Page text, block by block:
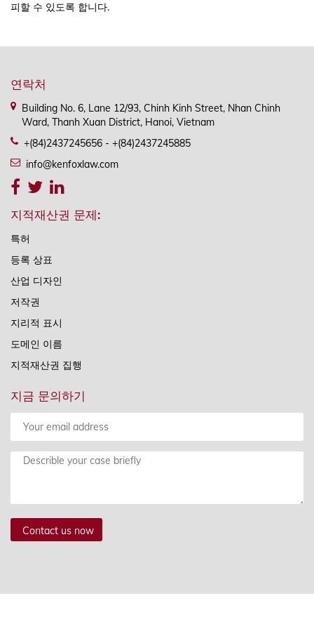
피할 수 있도록 합니다.
연락처
Building No. 6, Lane 12/93, Chinh Kinh Street, Nhan Chinh
Ward, Thanh Xuan District, Hanoi, Vietnam
+(84)2437245656 - +(84)2437245885
info@kenfoxlaw.com
지적재산권 문제:
특허
등록 상표
산업 디자인
저작권
지리적 표시
도메인 이름
지적재산권 집행
지금 문의하기